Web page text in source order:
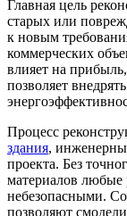
Главная цель
старых или
к новым
коммерческих
влияет на
позволяет
Процесс
здания,
проекта. Без
материалов любые
небезопасными.
позволяют